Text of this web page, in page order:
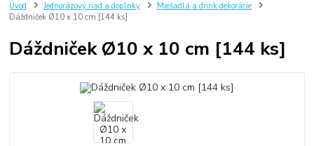
Úvod Jednorázový riad a doplnky
Miešadlá a drink dekorácie
Dáždniček Ø10 x 10 cm [144 ks]
Dáždniček Ø10 x 10 cm [144 ks]